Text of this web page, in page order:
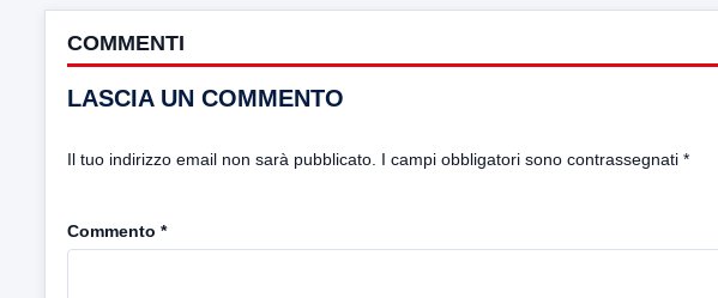
COMMENTI
LASCIA UN COMMENTO
Il tuo indirizzo email non sarà pubblicato. I campi obbligatori sono contrassegnati *
Commento *